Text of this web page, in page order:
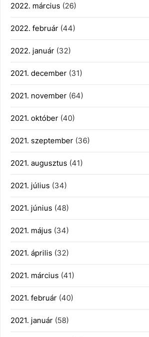
2022. március (26)
2022. február (44)
2022. január (32)
2021. december (31)
2021. november (64)
2021. október (40)
2021. szeptember (36)
2021. augusztus (41)
2021. július (34)
2021. június (48)
2021. május (34)
2021. április (32)
2021. március (41)
2021. február (40)
2021. január (58)